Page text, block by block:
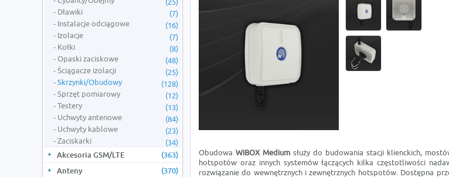
Dławiki
(7)
Instalacje odciągowe
(16)
Izolacje
(7)
Kołki
(8)
Opaski zaciskowe
(48)
Ściągacze izolacji
(25)
Skrzynki/Obudowy
(128)
Sprzęt pomiarowy
(12)
Testery
(13)
Uchwyty antenowe
(84)
Uchwyty kablowe
(23)
Zaciskarki
(34)
Akcesoria GSM/LTE
(363)
Anteny
(370)
Obudowa WiBOX Medium służy do budowania stacji klienckich,
hotspotów oraz innych systemów łączących kilka częstotliwości
rozwiązanie do wewnętrznych i zewnętrznych hotspotów. Dostępna